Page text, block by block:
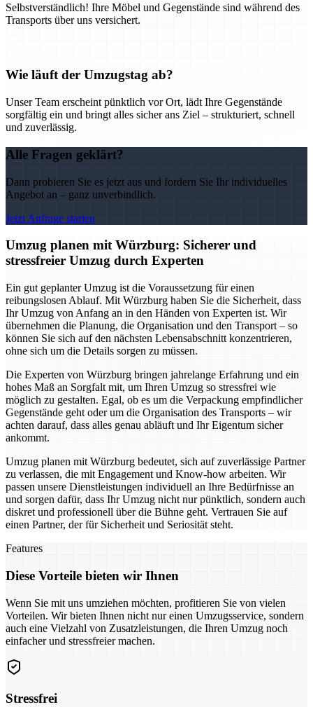
Selbstverständlich! Ihre Möbel und Gegenstände sind während des
Transports über uns versichert.
Wie läuft der Umzugstag ab?
Unser Team erscheint pünktlich vor Ort, lädt Ihre Gegenstände
sorgfältig ein und bringt alles sicher ans Ziel – strukturiert, schnell
und zuverlässig.
Alle Fragen geklärt?
Dann probieren Sie es jetzt aus und fordern Sie Ihr individuelles
Angebot an – ganz unverbindlich.
Jetzt Anfrage starten
Umzug planen mit Würzburg: Sicherer und
stressfreier Umzug durch Experten
Ein gut geplanter Umzug ist die Voraussetzung für einen
reibungslosen Ablauf. Mit Würzburg haben Sie die Sicherheit, dass
Ihr Umzug von Anfang an in den Händen von Experten ist. Wir
übernehmen die Planung, die Organisation und den Transport – so
können Sie sich auf den nächsten Lebensabschnitt konzentrieren,
ohne sich um die Details sorgen zu müssen.
Die Experten von Würzburg bringen jahrelange Erfahrung und ein
hohes Maß an Sorgfalt mit, um Ihren Umzug so stressfrei wie
möglich zu gestalten. Egal, ob es um die Verpackung empfindlicher
Gegenstände geht oder um die Organisation des Transports – wir
achten darauf, dass alles genau abläuft und Ihr Eigentum sicher
ankommt.
Umzug planen mit Würzburg bedeutet, sich auf zuverlässige Partner
zu verlassen, die mit Engagement und Know-how arbeiten. Wir
passen unsere Dienstleistungen individuell an Ihre Bedürfnisse an
und sorgen dafür, dass Ihr Umzug nicht nur pünktlich, sondern auch
diskret und professionell über die Bühne geht. Vertrauen Sie auf
einen Partner, der für Sicherheit und Seriosität steht.
Features
Diese Vorteile bieten wir Ihnen
Wenn Sie mit uns umziehen möchten, profitieren Sie von vielen
Vorteilen. Wir bieten Ihnen nicht nur einen Umzugsservice, sondern
auch eine Vielzahl von Zusatzleistungen, die Ihren Umzug noch
einfacher und stressfreier machen.
Stressfrei